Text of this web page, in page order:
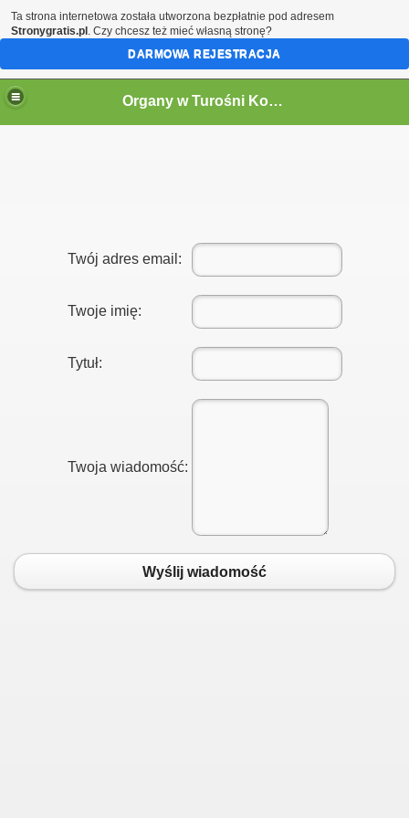
Organy w Turośni Kościelnej
Twój adres email:
Twoje imię:
Tytuł:
Twoja wiadomość:
Wyślij wiadomość
Ta strona internetowa została utworzona bezpłatnie pod adresem
Stronygratis.pl . Czy chcesz też mieć własną stronę?
DARMOWA REJESTRACJA